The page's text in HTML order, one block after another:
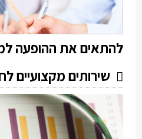
להתאים את ההופעה
שירותים מקצועיים